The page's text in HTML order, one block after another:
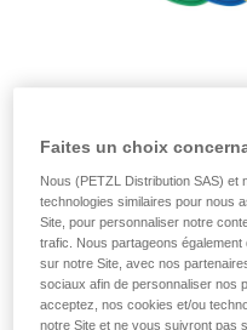
SPIRIT
Pack de 6 mousquetons
Reconnu pour sa légèreté
SPIRIT est la référence
Faites un choix
Nous (PETZL Distribution SAS) et
technologies similaires pour nous
Site, pour personnaliser notre
trafic. Nous partageons
sur notre Site, avec nos
sociaux afin de personnaliser nos
acceptez, nos cookies et/ou
notre Site et ne vous suivront pas